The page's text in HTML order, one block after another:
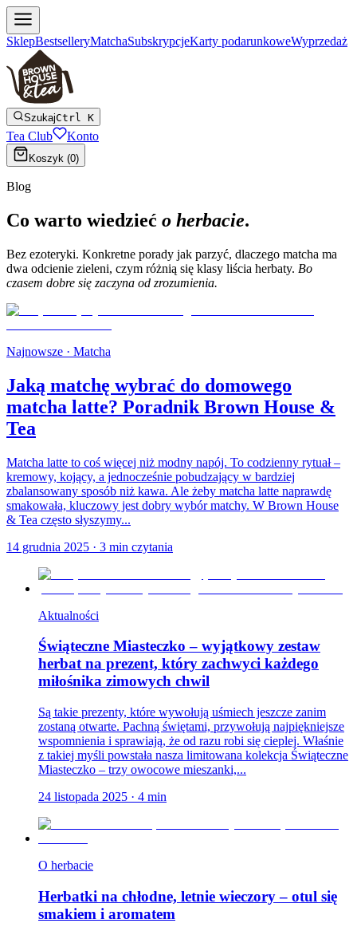
SklepBestselleryMatchaSubskrypcjeKarty podarunkoweWyprzedaż
SzukajCtrl K
Tea Club Konto
Koszyk (0)
Blog
Co warto wiedzieć o herbacie.
Bez ezoteryki. Konkretne porady jak parzyć, dlaczego matcha ma
dwa odcienie zieleni, czym różnią się klasy liścia herbaty. Bo
czasem dobre się zaczyna od zrozumienia.
Najnowsze · Matcha
Jaką matchę wybrać do domowego
matcha latte? Poradnik Brown House &
Tea
Matcha latte to coś więcej niż modny napój. To codzienny rytuał –
kremowy, kojący, a jednocześnie pobudzający w bardziej
zbalansowany sposób niż kawa. Ale żeby matcha latte naprawdę
smakowała, kluczowy jest dobry wybór matchy. W Brown House
& Tea często słyszymy...
14 grudnia 2025 · 3 min czytania
Aktualności
Świąteczne Miasteczko – wyjątkowy zestaw
herbat na prezent, który zachwyci każdego
miłośnika zimowych chwil
Są takie prezenty, które wywołują uśmiech jeszcze zanim
zostaną otwarte. Pachną świętami, przywołują najpiękniejsze
wspomnienia i sprawiają, że od razu robi się cieplej. Właśnie
z takiej myśli powstała nasza limitowana kolekcja Świąteczne
Miasteczko – trzy owocowe mieszanki,...
24 listopada 2025 · 4 min
O herbacie
Herbatki na chłodne, letnie wieczory – otul się
smakiem i aromatem